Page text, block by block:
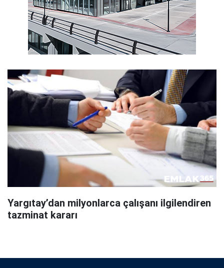
Yargıtay’dan milyonlarca çalışanı ilgilendiren
tazminat kararı